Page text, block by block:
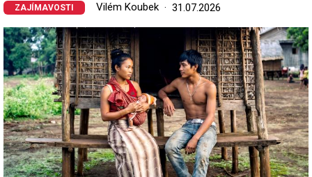
ZAJÍMAVOSTI Vilém Koubek 31.07.2026
Image